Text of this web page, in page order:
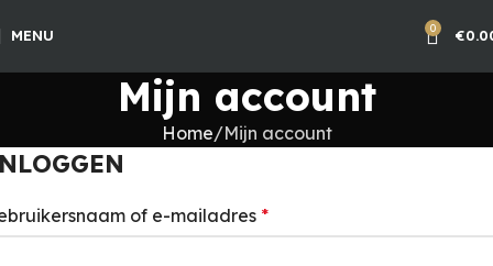
MENU 0 €
Mijn account
Home Mijn account
of e-mailadres *